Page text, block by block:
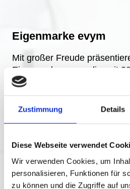
Zustimmung Details
Diese Webseite verwendet
Wir verwenden Cookies, um
personalisieren, Funktionen für
zu können und die Zugriffe auf
Eigenmarke evym
Mit großer Freude
Eigenmarke evym, die seit
unseres Sortiments ist.
und Zuverlässigkeit – Werte,
Unternehmen am Herzen
Mit dieser Marke möchten
Schritt in die Zukunft gehen,
zuverlässige und
Alltag zu bieten.